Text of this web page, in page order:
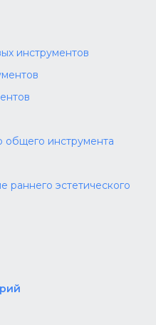
инструментов
общего инструмента
раннего эстетического